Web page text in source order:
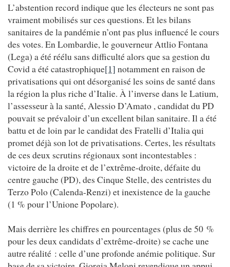
L’abstention record indique que les électeurs ne sont pas
vraiment mobilisés sur ces questions. Et les bilans
sanitaires de la pandémie n’ont pas plus influencé le cours
des votes. En Lombardie, le gouverneur Attlio Fontana
(Lega) a été réélu sans difficulté alors que sa gestion du
Covid a été catastrophique[1] notamment en raison de
privatisations qui ont désorganisé les soins de santé dans
la région la plus riche d’Italie. À l’inverse dans le Latium,
l’assesseur à la santé, Alessio D’Amato , candidat du PD
pouvait se prévaloir d’un excellent bilan sanitaire. Il a été
battu et de loin par le candidat des Fratelli d’Italia qui
promet déjà son lot de privatisations. Certes, les résultats
de ces deux scrutins régionaux sont incontestables :
victoire de la droite et de l’extrême-droite, défaite du
centre gauche (PD), des Cinque Stelle, des centristes du
Terzo Polo (Calenda-Renzi) et inexistence de la gauche
(1 % pour l’Unione Popolare).
Mais derrière les chiffres en pourcentages (plus de 50 %
pour les deux candidats d’extrême-droite) se cache une
autre réalité : celle d’une profonde anémie politique. Sur